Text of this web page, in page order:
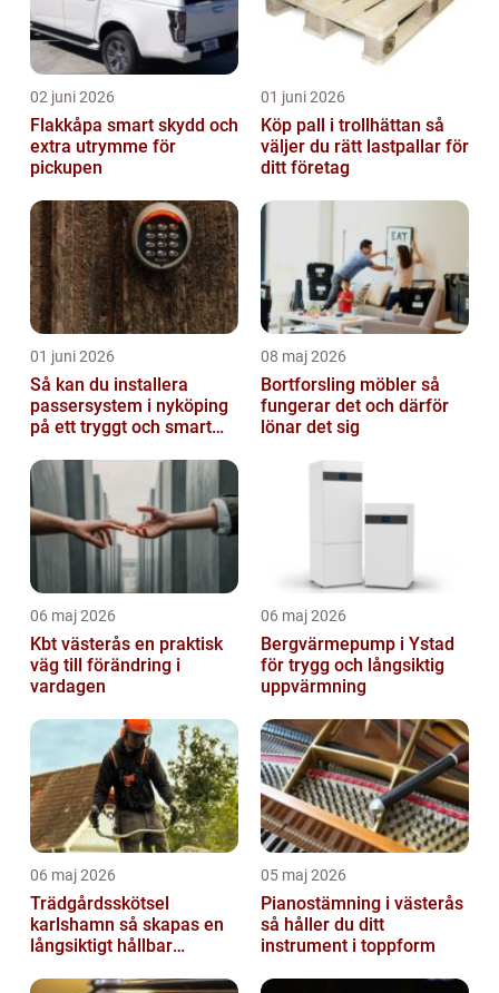
02 juni 2026
Flakkåpa smart skydd och
extra utrymme för
pickupen
01 juni 2026
Köp pall i trollhättan så
väljer du rätt lastpallar för
ditt företag
01 juni 2026
Så kan du installera
passersystem i nyköping
på ett tryggt och smart
08 maj 2026
Bortforsling möbler så
fungerar det och därför
lönar det sig
06 maj 2026
Kbt västerås en praktisk
väg till förändring i
vardagen
06 maj 2026
Bergvärmepump i Ystad
för trygg och långsiktig
uppvärmning
06 maj 2026
Trädgårdsskötsel
karlshamn så skapas en
långsiktigt hållbar
05 maj 2026
Pianostämning i västerås
så håller du ditt
instrument i toppform